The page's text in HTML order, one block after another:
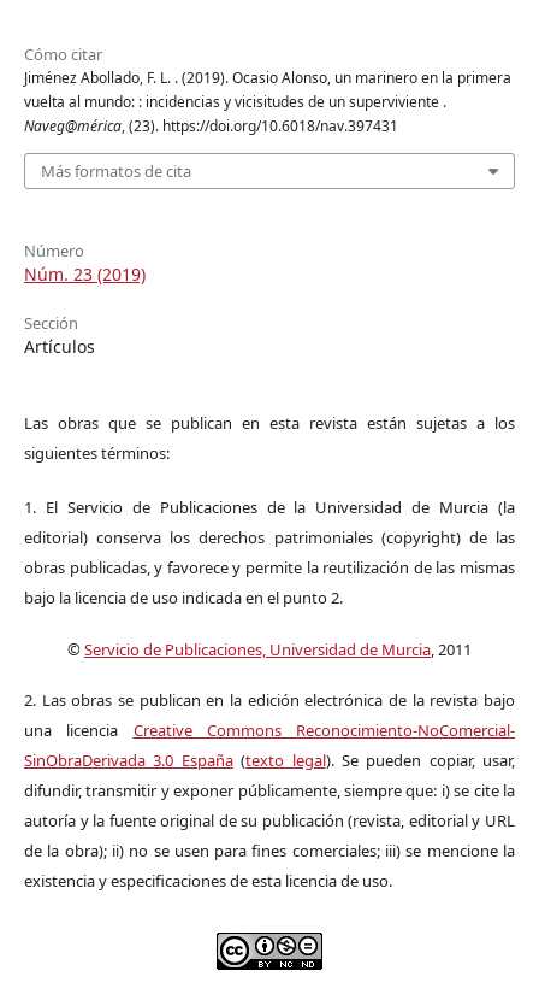
Cómo citar
Jiménez Abollado, F. L. . (2019). Ocasio Alonso, un marinero en la primera
vuelta al mundo: : incidencias y vicisitudes de un superviviente .
Naveg@mérica, (23). https://doi.org/10.6018/nav.397431
Más formatos de cita
Número
Núm. 23 (2019)
Sección
Artículos
Las obras que se publican en esta revista están sujetas a los
siguientes términos:
1. El Servicio de Publicaciones de la Universidad de Murcia (la
editorial) conserva los derechos patrimoniales (copyright) de las
obras publicadas, y favorece y permite la reutilización de las mismas
bajo la licencia de uso indicada en el punto 2.
©Servicio de Publicaciones, Universidad de Murcia, 2011
2. Las obras se publican en la edición electrónica de la revista bajo
una licencia Creative Commons Reconocimiento-NoComercial-
SinObraDerivada 3.0 España(texto legal). Se pueden copiar, usar,
difundir, transmitir y exponer públicamente, siempre que: i) se cite la
autoría y la fuente original de su publicación (revista, editorial y URL
de la obra); ii) no se usen para fines comerciales; iii) se mencione la
existencia y especificaciones de esta licencia de uso.